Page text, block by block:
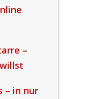
–
– in nur